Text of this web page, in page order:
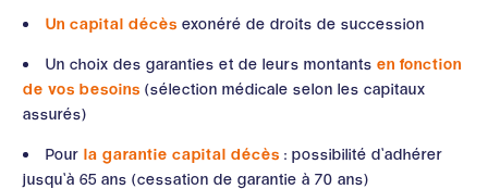
Un capital décès exonéré de droits de succession
Un choix des garanties et de leurs montants en fonction
de vos besoins (sélection médicale selon les capitaux
assurés)
Pour la garantie capital décès : possibilité d’adhérer
jusqu’à 65 ans (cessation de garantie à 70 ans)